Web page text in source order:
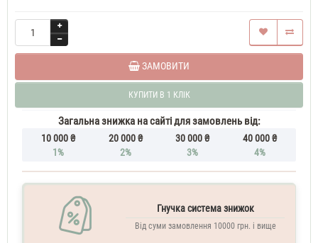
ЗАМОВИТИ
КУПИТИ В 1 КЛІК
Загальна знижка на сайті для замовлень від:
10 000 ₴
1%
20 000 ₴
2%
30 000 ₴
3%
40 000 ₴
4%
Гнучка система знижок
Від суми замовлення 10000 грн. і вище